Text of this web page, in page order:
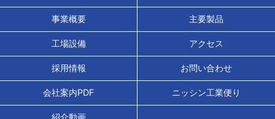
事業概要 主要製品
工場設備 アクセス
採用情報 お問い合わせ
会社案内PDF ニッシン工業便り
紹介動画